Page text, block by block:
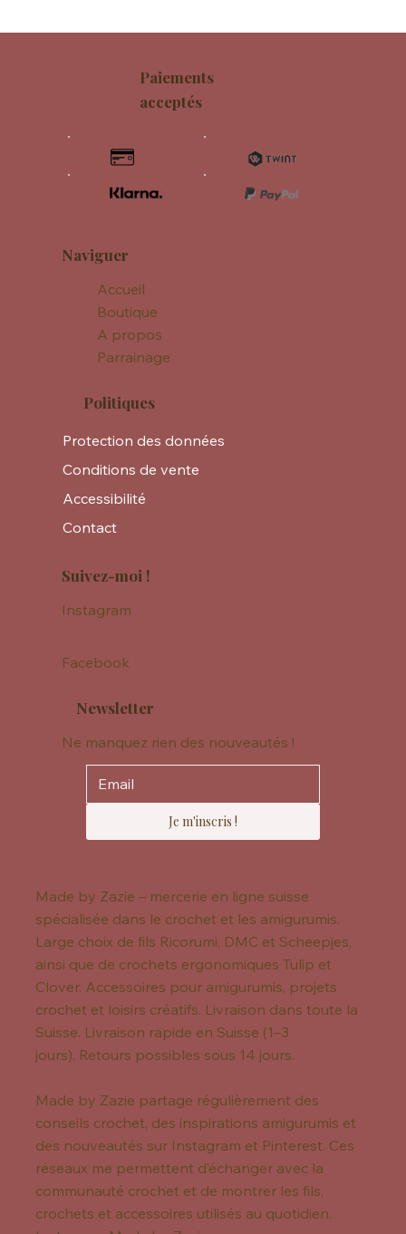
Naviguer
Accueil
Boutique
A propos
Parrainage
Politiques
Protection des données
Conditions de vente
Accessibilité
Contact
Suivez-moi !
Instagram
Facebook
Newsletter
Ne manquez rien des nouveautés !
Je m'inscris !
Made by Zazie – mercerie en ligne suisse
spécialisée dans le crochet et les amigurumis.
Large choix de fils Ricorumi, DMC et Scheepjes,
ainsi que de crochets ergonomiques Tulip et
Clover. Accessoires pour amigurumis, projets
crochet et loisirs créatifs. Livraison dans toute la
Suisse. Livraison rapide en Suisse (1–3
jours). Retours possibles sous 14 jours.
Made by Zazie partage régulièrement des
conseils crochet, des inspirations amigurumis et
des nouveautés sur Instagram et Pinterest. Ces
réseaux me permettent d’échanger avec la
communauté crochet et de montrer les fils,
crochets et accessoires utilisés au quotidien.
Paiements
acceptés